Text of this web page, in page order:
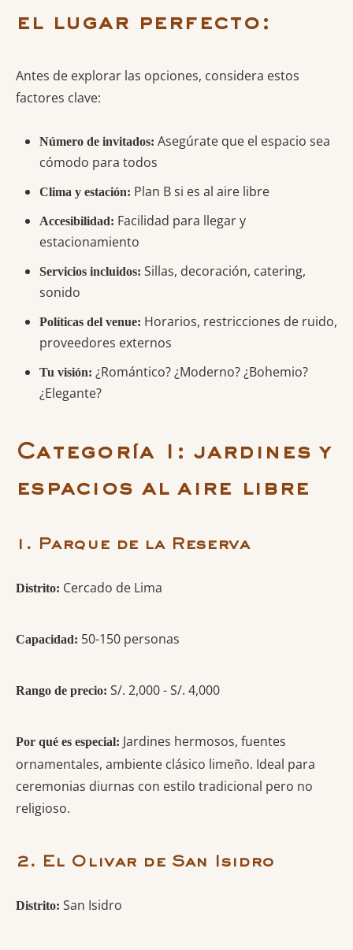
el lugar perfecto:
Antes de explorar las opciones, considera estos
factores clave:
Número de invitados: Asegúrate que el espacio sea
cómodo para todos
Clima y estación: Plan B si es al aire libre
Accesibilidad: Facilidad para llegar y
estacionamiento
Servicios incluidos: Sillas, decoración, catering,
sonido
Políticas del venue: Horarios, restricciones de ruido,
proveedores externos
Tu visión: ¿Romántico? ¿Moderno? ¿Bohemio?
¿Elegante?
Categoría 1: jardines y
espacios al aire libre
1. Parque de la Reserva
Distrito: Cercado de Lima
Capacidad: 50-150 personas
Rango de precio: S/. 2,000 - S/. 4,000
Por qué es especial: Jardines hermosos, fuentes
ornamentales, ambiente clásico limeño. Ideal para
ceremonias diurnas con estilo tradicional pero no
religioso.
2. El Olivar de San Isidro
Distrito: San Isidro